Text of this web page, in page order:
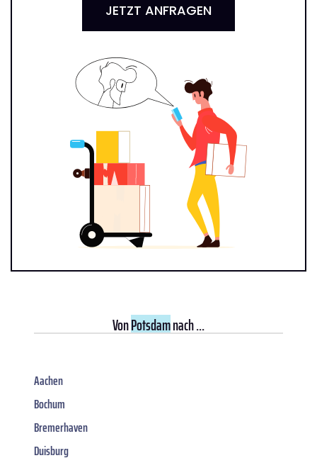
JETZT ANFRAGEN
VonPotsdamnach ...
Aachen
Bochum
Bremerhaven
Duisburg